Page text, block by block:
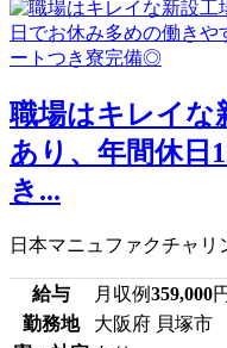
職場はキレイ
あり、年間休日
き...
日本マニュファクチャ
給与 月収例359,000円
勤務地
大阪府 貝塚市